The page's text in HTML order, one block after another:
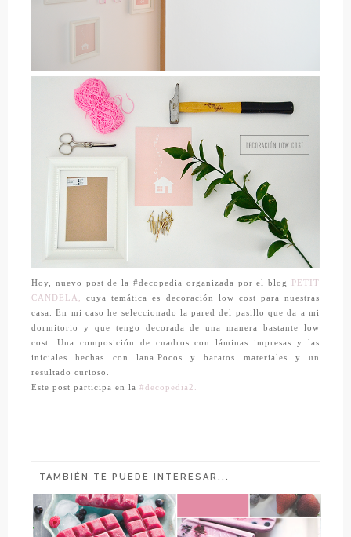
Hoy, nuevo post de la #decopedia organizada por el blog
PETIT
CANDELA,
cuya temática es decoración low cost para nuestras
casa. En mi caso he seleccionado la pared del pasillo que da a mi
dormitorio y que tengo decorada de una manera bastante low
cost. Una composición de cuadros con láminas impresas y las
iniciales hechas con lana.Pocos y baratos materiales y un
resultado curioso.
Este post participa en la #decopedia2.
TAMBIÉN TE PUEDE INTERESAR...